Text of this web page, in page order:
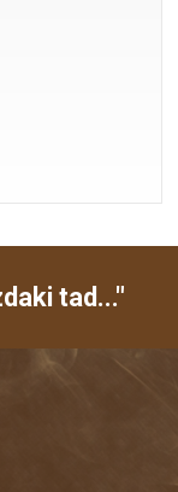
tad..."